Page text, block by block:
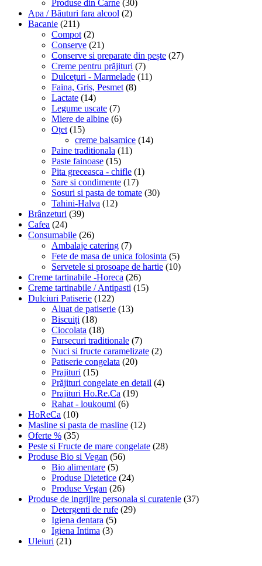
Produse din Carne (30)
Apa / Băuturi fara alcool (2)
Bacanie (211)
Compot (2)
Conserve (21)
Conserve si preparate din pește (27)
Creme pentru prăjituri (7)
Dulcețuri - Marmelade (11)
Faina, Gris, Pesmet (8)
Lactate (14)
Legume uscate (7)
Miere de albine (6)
Oțet (15)
creme balsamice (14)
Paine traditionala (11)
Paste fainoase (15)
Pita greceasca - chifle (1)
Sare si condimente (17)
Sosuri si pasta de tomate (30)
Tahini-Halva (12)
Brânzeturi (39)
Cafea (24)
Consumabile (26)
Ambalaje catering (7)
Fete de masa de unica folosinta (5)
Servetele si prosoape de hartie (10)
Creme tartinabile -Horeca (26)
Creme tartinabile / Antipasti (15)
Dulciuri Patiserie (122)
Aluat de patiserie (13)
Biscuiți (18)
Ciocolata (18)
Fursecuri traditionale (7)
Nuci si fructe caramelizate (2)
Patiserie congelata (20)
Prajituri (15)
Prăjituri congelate en detail (4)
Prajituri Ho.Re.Ca (19)
Rahat - loukoumi (6)
HoReCa (10)
Masline si pasta de masline (12)
Oferte % (35)
Peste si Fructe de mare congelate (28)
Produse Bio si Vegan (56)
Bio alimentare (5)
Produse Dietetice (24)
Produse Vegan (26)
Produse de ingrijire personala si curatenie (37)
Detergenti de rufe (29)
Igiena dentara (5)
Igiena Intima (3)
Uleiuri (21)